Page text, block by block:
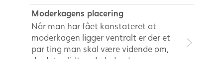
Moderkagens placering
Når man har fået konstateret at
moderkagen ligger ventralt er der et
par ting man skal være vidende om,